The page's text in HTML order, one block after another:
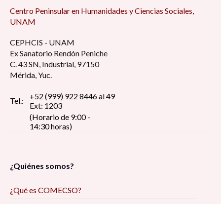
Centro Peninsular en Humanidades y Ciencias Sociales,
UNAM
CEPHCIS - UNAM
Ex Sanatorio Rendón Peniche
C. 43 SN, Industrial, 97150
Mérida, Yuc.
Tel.:
+52 (999) 922 8446 al 49
Ext: 1203
(Horario de 9:00 -
14:30 horas)
¿Quiénes somos?
¿Qué es COMECSO?